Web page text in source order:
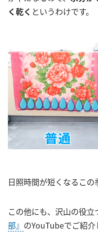
く乾く というわけです。
日照時間が短くなるこの
この他にも、沢山の役立
部』 のYouTubeでご紹